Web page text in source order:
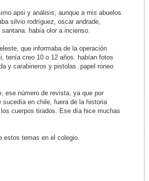
apsi y análisis, aunque a mis abuelos
silvio rodríguez, oscar andrade,
había olor a incienso.
que informaba de la operación
tenía creo 10 o 12 años. habían fotos
y carabineros y pistolas. papel roneo
ese número de revista, ya que por
en chile, fuera de la historia
cuerpos tirados. Ese día hice muchas
estos temas en el colegio.